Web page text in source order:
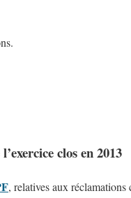
clos en 2013
, relatives aux réclamations